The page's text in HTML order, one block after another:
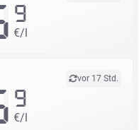
9
€/l
vor 17 Std.
9
€/l